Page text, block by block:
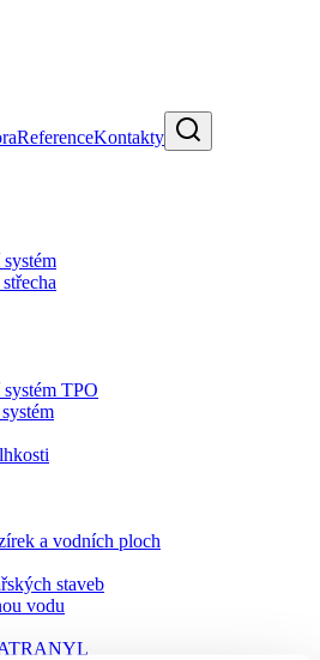
ReferenceKontakty
TPO
a vodních ploch
staveb
vodu